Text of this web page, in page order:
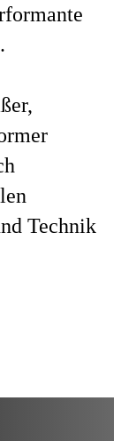
Technik